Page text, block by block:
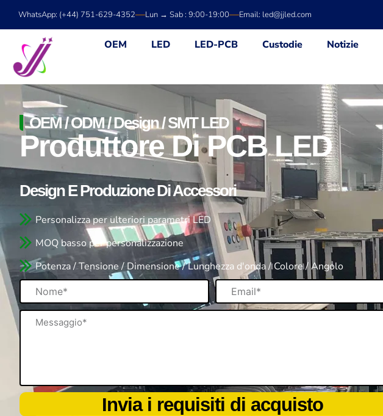
WhatsApp: (+44) 751-629-4352 Lun → Sab : 9:00-19:00 Email: led@jjled.com
OEM LED LED-PCB Custodie Notizie
OEM / ODM / Design / SMT LED
Produttore Di PCB LED
Design E Produzione Di Accessori
Personalizza per ulteriori parametri LED
MOQ basso per personalizzazione
Potenza / Tensione / Dimensione / Lunghezza d'onda / Colore / Angolo
Nome Email
Messaggio
Invia i requisiti di acquisto